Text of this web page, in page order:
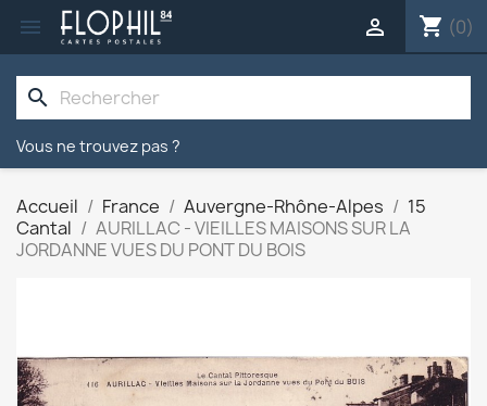
 shopping_cart (0)

search
Vous ne trouvez pas ?
Accueil France Auvergne-Rhône-Alpes
15
Cantal
AURILLAC - VIEILLES MAISONS SUR LA
JORDANNE VUES DU PONT DU BOIS